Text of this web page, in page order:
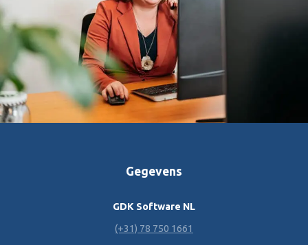
Gegevens
GDK Software NL
(+31) 78 750 1661